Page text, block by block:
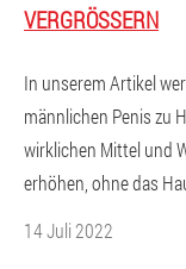
VERGRÖSSERN
In unserem Artikel
männlichen Penis zu
wirklichen Mittel und
erhöhen, ohne das
14 Juli 2022